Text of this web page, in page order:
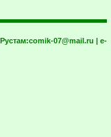
comik-07@mail.ru | e-